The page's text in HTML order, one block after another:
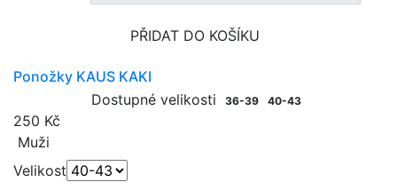
PŘIDAT DO KOŠÍKU
Ponožky KAUS KAKI
Dostupné velikosti
36-39 40-43
250 Kč
Muži
Velikost